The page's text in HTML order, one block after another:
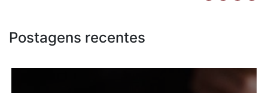
Postagens recentes